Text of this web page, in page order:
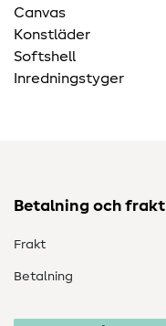
Canvas
Konstläder
Softshell
Inredningstyger
Betalning och frakt
Frakt
Betalning